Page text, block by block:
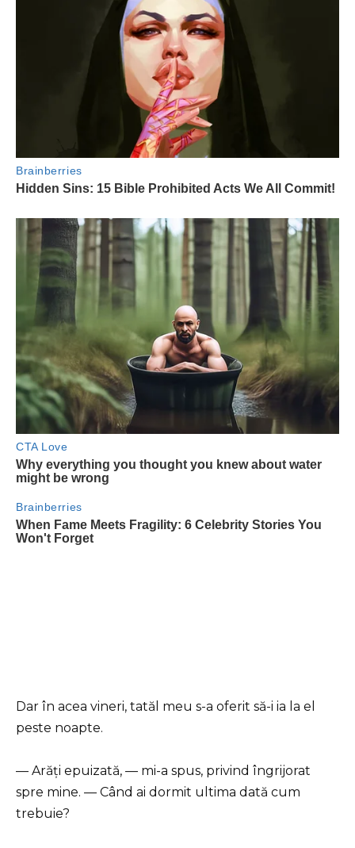
Dar în acea vineri, tatăl meu s-a oferit să-i ia la el
peste noapte.
— Arăți epuizată, — mi-a spus, privind îngrijorat
spre mine. — Când ai dormit ultima dată cum
trebuie?